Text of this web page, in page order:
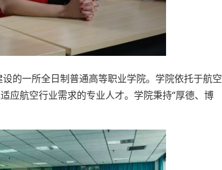
的一所全日制普通高等职业学院。学院依托于航空
应航空行业需求的专业人才。学院秉持“厚德、博